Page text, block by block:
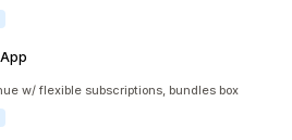
13
w/ flexible subscriptions, bundles box